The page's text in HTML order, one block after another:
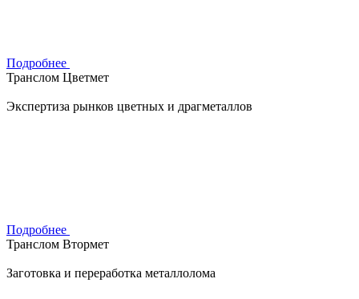
Подробнее
Транслом Цветмет
Экспертиза рынков цветных и драгметаллов
Подробнее
Транслом Втормет
Заготовка и переработка металлолома